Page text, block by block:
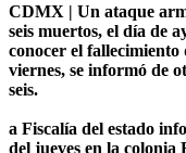
CDMX | Un ataque
seis muertos, el día de
conocer el fallecimiento
viernes, se informó de
seis.
a Fiscalía del estado
del jueves en la colonia